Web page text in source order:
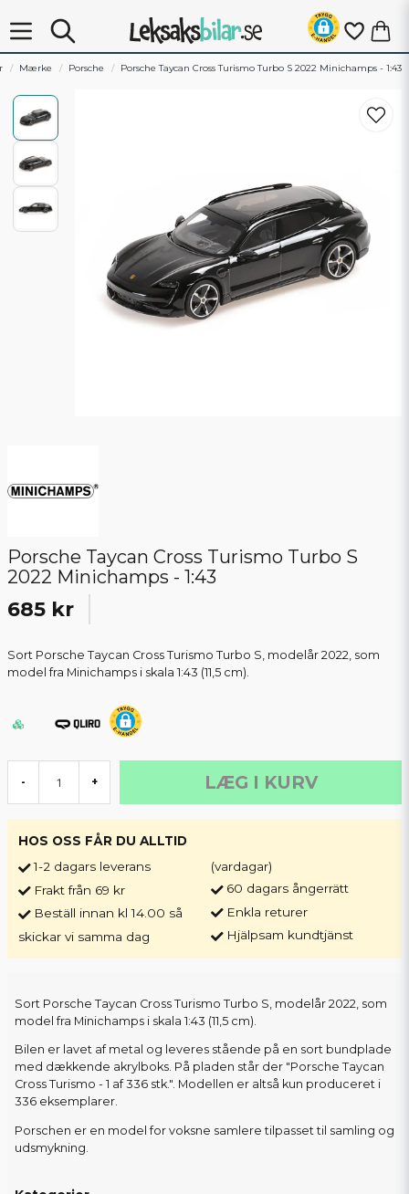
Mærke Porsche Porsche Taycan Cross Turismo Turbo S 2022 Minichamps - 1:43
Porsche Taycan Cross Turismo Turbo S
2022 Minichamps - 1:43
685 kr
Sort Porsche Taycan Cross Turismo Turbo S, modelår 2022, som
model fra Minichamps i skala 1:43 (11,5 cm).
- + LÆG I KURV
HOS OSS FÅR DU ALLTID
1-2 dagars leverans
Frakt från 69 kr
Beställ innan kl 14.00 så
skickar vi samma dag
(vardagar)
60 dagars ångerrätt
Enkla returer
Hjälpsam kundtjänst
Sort Porsche Taycan Cross Turismo Turbo S, modelår 2022, som
model fra Minichamps i skala 1:43 (11,5 cm).
Bilen er lavet af metal og leveres stående på en sort bundplade
med dækkende akrylboks. På pladen står der "Porsche Taycan
Cross Turismo - 1 af 336 stk.". Modellen er altså kun produceret i
336 eksemplarer.
Porschen er en model for voksne samlere tilpasset til samling og
udsmykning.